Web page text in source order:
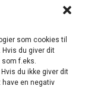
som cookies til
du giver dit
som f.eks.
du ikke giver dit
en negativ